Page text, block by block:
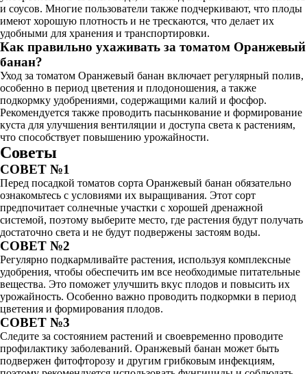
и соусов. Многие пользователи также подчеркивают, что плоды
имеют хорошую плотность и не трескаются, что делает их
удобными для хранения и транспортировки.
Как правильно ухаживать за томатом Оранжевый
банан?
Уход за томатом Оранжевый банан включает регулярный полив,
особенно в период цветения и плодоношения, а также
подкормку удобрениями, содержащими калий и фосфор.
Рекомендуется также проводить пасынкование и формирование
куста для улучшения вентиляции и доступа света к растениям,
что способствует повышению урожайности.
Советы
СОВЕТ №1
Перед посадкой томатов сорта Оранжевый банан обязательно
ознакомьтесь с условиями их выращивания. Этот сорт
предпочитает солнечные участки с хорошей дренажной
системой, поэтому выберите место, где растения будут получать
достаточно света и не будут подвержены застоям воды.
СОВЕТ №2
Регулярно подкармливайте растения, используя комплексные
удобрения, чтобы обеспечить им все необходимые питательные
вещества. Это поможет улучшить вкус плодов и повысить их
урожайность. Особенно важно проводить подкормки в период
цветения и формирования плодов.
СОВЕТ №3
Следите за состоянием растений и своевременно проводите
профилактику заболеваний. Оранжевый банан может быть
подвержен фитофторозу и другим грибковым инфекциям,